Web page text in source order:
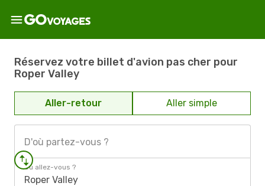
Réservez votre billet d'avion pas cher pour
Roper Valley
Aller-retour Aller simple
D'où partez-vous ?
Où allez-vous ?
Roper Valley